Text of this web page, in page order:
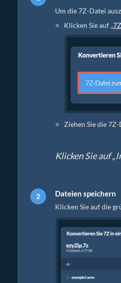
Um die 7Z-Datei
Klicken Sie auf „
Ziehen Sie die
Klicken Sie auf
Dateien speichern
Klicken Sie auf die